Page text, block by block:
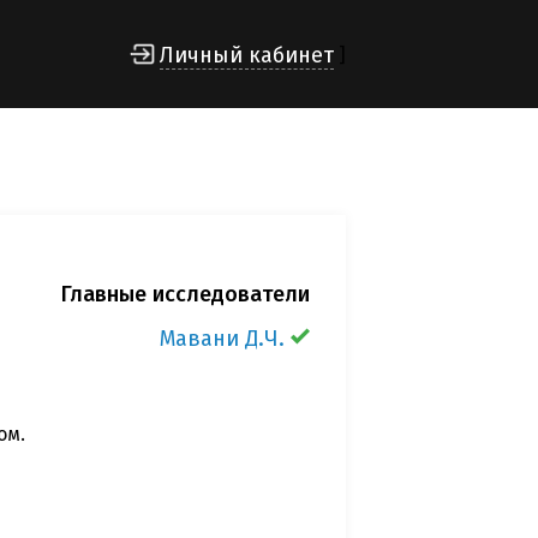
Личный кабинет
Главные исследователи
Мавани Д.Ч.